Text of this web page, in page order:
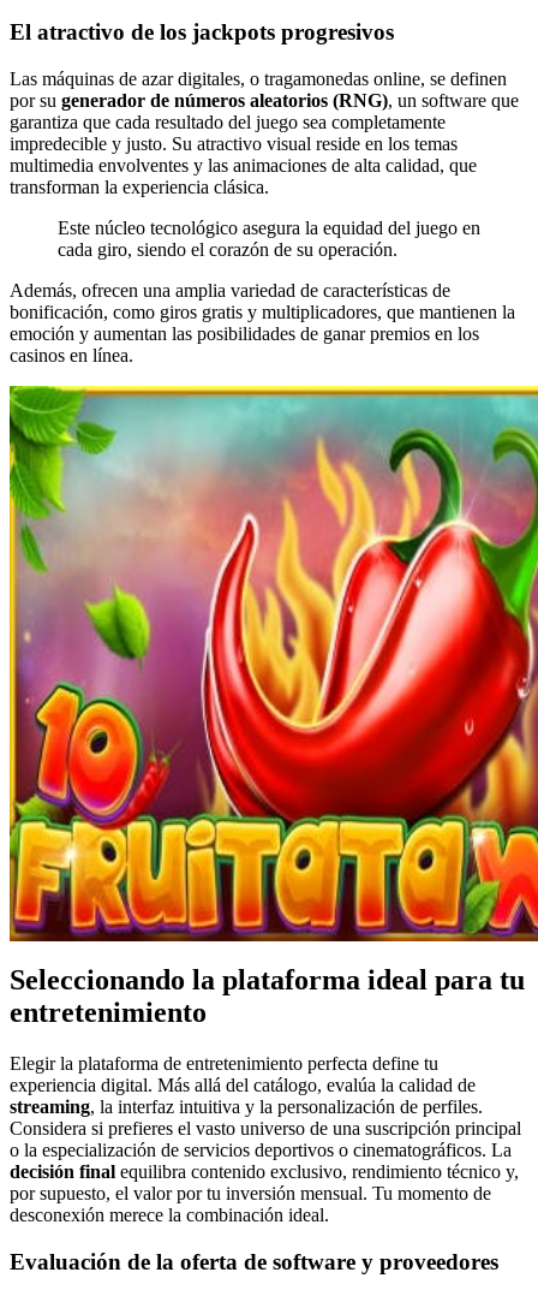
El atractivo de los jackpots progresivos
Las máquinas de azar digitales, o tragamonedas online, se definen
por su generador de números aleatorios (RNG), un software que
garantiza que cada resultado del juego sea completamente
impredecible y justo. Su atractivo visual reside en los temas
multimedia envolventes y las animaciones de alta calidad, que
transforman la experiencia clásica.
Este núcleo tecnológico asegura la equidad del juego en
cada giro, siendo el corazón de su operación.
Además, ofrecen una amplia variedad de características de
bonificación, como giros gratis y multiplicadores, que mantienen la
emoción y aumentan las posibilidades de ganar premios en los
casinos en línea.
Seleccionando la plataforma ideal para tu
entretenimiento
Elegir la plataforma de entretenimiento perfecta define tu
experiencia digital. Más allá del catálogo, evalúa la calidad de
streaming, la interfaz intuitiva y la personalización de perfiles.
Considera si prefieres el vasto universo de una suscripción principal
o la especialización de servicios deportivos o cinematográficos. La
decisión final equilibra contenido exclusivo, rendimiento técnico y,
por supuesto, el valor por tu inversión mensual. Tu momento de
desconexión merece la combinación ideal.
Evaluación de la oferta de software y proveedores